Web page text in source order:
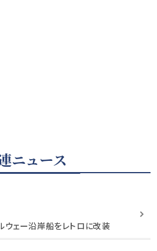
ニュース
ウェー沿岸船をレトロに改装